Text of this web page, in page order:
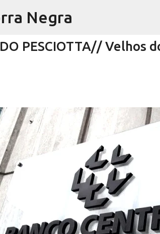
Negra
PESCIOTTA//
PESCIOTTA NOTÍCIAS SERRA NEGRA VIVA!
PESCIOTTA// Velhos